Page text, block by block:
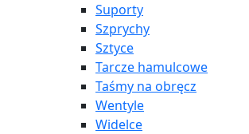
Suporty
Szprychy
Sztyce
Tarcze hamulcowe
Taśmy na obręcz
Wentyle
Widelce